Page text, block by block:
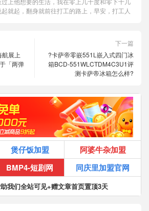
起就起，翻身就前往打工的路上，早安，打工人
展上
「两弹
下一篇
?卡萨帝零嵌551L嵌入式四门冰
箱BCD-551WLCTDM4C3U1评
测卡萨帝冰箱怎么样?
煲仔饭加盟
阿婆牛杂加盟
BMP4-短剧网 同庆里加盟官网
我们全站可见+赠文章首页置顶3天